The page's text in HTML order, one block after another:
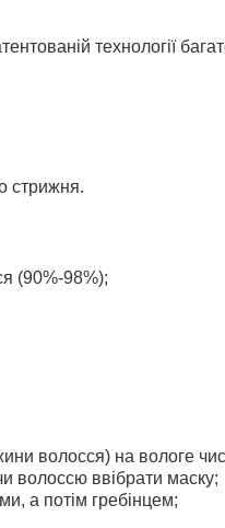
технології
стрижня.
(90%-98%);
волосся) на вологе
волоссю ввібрати маску;
а потім гребінцем;